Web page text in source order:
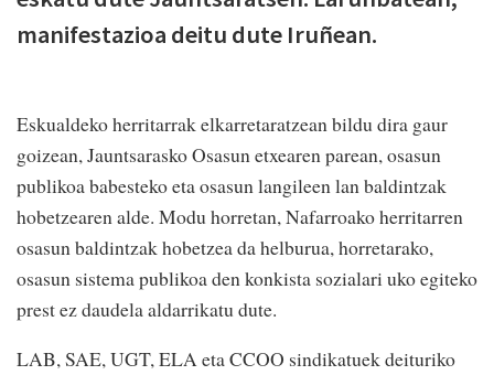
manifestazioa deitu dute Iruñean.
Eskualdeko herritarrak elkarretaratzean bildu dira gaur
goizean, Jauntsarasko Osasun etxearen parean, osasun
publikoa babesteko eta osasun langileen lan baldintzak
hobetzearen alde. Modu horretan, Nafarroako herritarren
osasun baldintzak hobetzea da helburua, horretarako,
osasun sistema publikoa den konkista sozialari uko egiteko
prest ez daudela aldarrikatu dute.
LAB, SAE, UGT, ELA eta CCOO sindikatuek deituriko